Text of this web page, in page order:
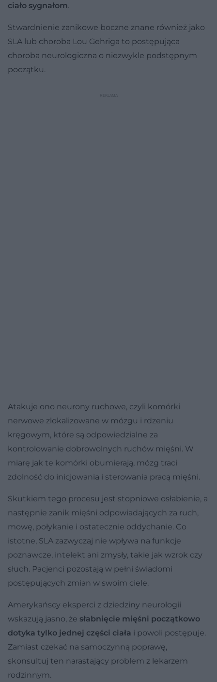
ciało sygnałom.
Stwardnienie zanikowe boczne znane również jako
SLA lub choroba Lou Gehriga to postępująca
choroba neurologiczna o niezwykle podstępnym
początku.
Atakuje ono neurony ruchowe, czyli komórki
nerwowe zlokalizowane w mózgu i rdzeniu
kręgowym, które są odpowiedzialne za
kontrolowanie dobrowolnych ruchów mięśni. W
miarę jak te komórki obumierają, mózg traci
zdolność do inicjowania i sterowania pracą mięśni.
Skutkiem tego procesu jest stopniowe osłabienie, a
następnie zanik mięśni odpowiadających za ruch,
mowę, połykanie i ostatecznie oddychanie. Co
istotne, SLA zazwyczaj nie wpływa na funkcje
poznawcze, intelekt ani zmysły, takie jak wzrok czy
słuch. Pacjenci pozostają w pełni świadomi
postępujących zmian w swoim ciele.
Amerykańscy eksperci z dziedziny neurologii
wskazują jasno, że słabnięcie mięśni początkowo
dotyka tylko jednej części ciała i powoli postępuje.
Zamiast czekać na samoczynną poprawę,
skonsultuj ten narastający problem z lekarzem
rodzinnym.